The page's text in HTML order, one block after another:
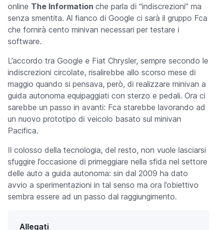
online The Information che parla di “indiscrezioni” ma
senza smentita. Al fianco di Google ci sarà il gruppo Fca
che fornirà cento minivan necessari per testare i
software.
L’accordo tra Google e Fiat Chrysler, sempre secondo le
indiscrezioni circolate, risalirebbe allo scorso mese di
maggio quando si pensava, però, di realizzare minivan a
guida autonoma equipaggiati con sterzo e pedali. Ora ci
sarebbe un passo in avanti: Fca starebbe lavorando ad
un nuovo prototipo di veicolo basato sul minivan
Pacifica.
Il colosso della tecnologia, del resto, non vuole lasciarsi
sfuggire l’occasione di primeggiare nella sfida nel settore
delle auto a guida autonoma: sin dal 2009 ha dato
avvio a sperimentazioni in tal senso ma ora l’obiettivo
sembra essere ad un passo dal raggiungimento.
Allegati